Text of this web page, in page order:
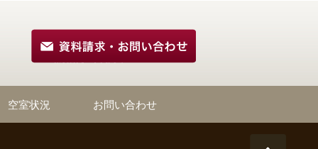
空室状況 お問い合わせ